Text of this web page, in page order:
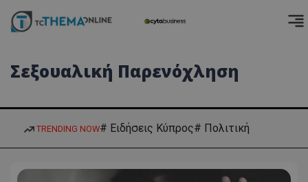
Σεξουαλική Παρενόχληση
TRENDING NOW# Ειδήσεις Κύπρος# Πολιτική